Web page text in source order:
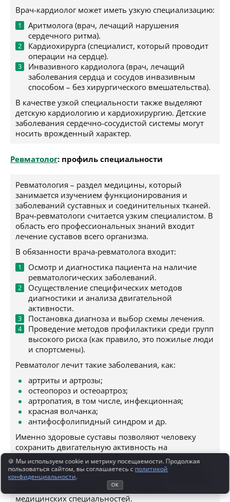
Врач-кардиолог может иметь узкую специализацию:
Аритмолога (врач, лечащий нарушения
сердечного ритма).
Кардиохирурга (специалист, который проводит
операции на сердце).
Инвазивного кардиолога (врач, лечащий
заболевания сердца и сосудов инвазивным
способом – без хирургического вмешательства).
В качестве узкой специальности также выделяют
детскую кардиологию и кардиохирургию. Детские
заболевания сердечно-сосудистой системы могут
носить врожденный характер.
Ревматолог: профиль специальности
Ревматология – раздел медицины, который
занимается изучением функционирования и
заболеваний суставных и соединительных тканей.
Врач-ревматологи считается узким специалистом. В
область его профессиональных знаний входит
лечение суставов всего организма.
В обязанности врача-ревматолога входит:
Осмотр и диагностика пациента на наличие
ревматологических заболеваний.
Осуществление специфических методов
диагностики и анализа двигательной
активности.
Постановка диагноза и выбор схемы лечения.
Проведение методов профилактики среди групп
высокого риска (как правило, это пожилые люди
и спортсмены).
Ревматолог лечит такие заболевания, как:
артриты и артрозы;
остеопороз и остеоартроз;
артропатия, в том числе, инфекционная;
красная волчанка;
антифосфолипидный синдром и др.
Именно здоровые суставы позволяют человеку
сохранить двигательную активность на
протяжении всей жизни. Методика диагностики
таких недугов не всегда может выявить наличие
болезни на ранней стадии ее развития. Это делает
ревматологию одной из самых сложных
медицинских специальностей.
🍪 Мы используем cookie и метрику посещаемости. Продолжая
пользоваться сайтом, вы соглашаетесь с политикой
конфиденциальности.
ОК